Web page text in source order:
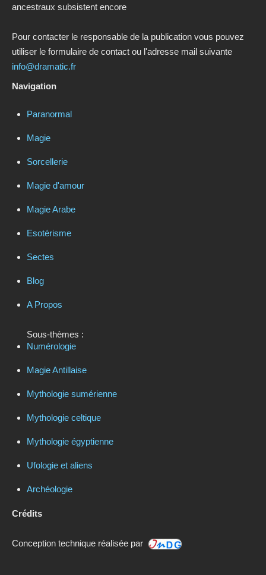
ancestraux subsistent encore
Pour contacter le responsable de la publication vous pouvez
utiliser le formulaire de contact ou l'adresse mail suivante
info@dramatic.fr
Navigation
Paranormal
Magie
Sorcellerie
Magie d'amour
Magie Arabe
Esotérisme
Sectes
Blog
A Propos
Sous-thèmes :
Numérologie
Magie Antillaise
Mythologie sumérienne
Mythologie celtique
Mythologie égyptienne
Ufologie et aliens
Archéologie
Crédits
Conception technique réalisée par